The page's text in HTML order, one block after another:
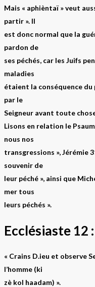
Mais « aphièntaï » veut
partir ». Il
est donc normal que la
pardon de
ses péchés, car les Juifs
maladies
étaient la conséquence
par le
Seigneur avant toute
Lisons en relation le
nous nos
transgressions », Jérémie
souvenir de
leur péché », ainsi que
mer tous
leurs péchés ».
Ecclésiaste 12
« Crains D.ieu et observe
l’homme (ki
zè kol haadam) ».